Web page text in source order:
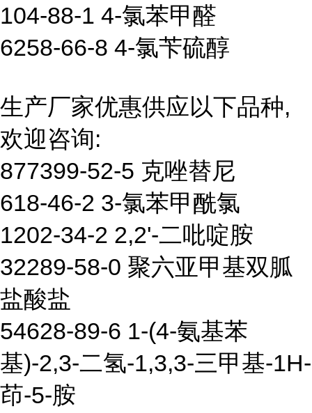
104-88-1 4-氯苯甲醛
6258-66-8 4-氯苄硫醇
生产厂家优惠供应以下品种,
欢迎咨询:
877399-52-5 克唑替尼
618-46-2 3-氯苯甲酰氯
1202-34-2 2,2'-二吡啶胺
32289-58-0 聚六亚甲基双胍
盐酸盐
54628-89-6 1-(4-氨基苯
基)-2,3-二氢-1,3,3-三甲基-1H-
茚-5-胺